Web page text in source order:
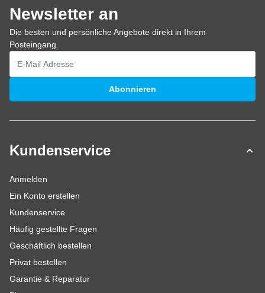
Newsletter an
Die besten und persönliche Angebote direkt in Ihrem
Posteingang.
E-Mailadresse
Abonnieren
Kundenservice
Anmelden
Ein Konto erstellen
Kundenservice
Häufig gestellte Fragen
Geschäftlich bestellen
Privat bestellen
Garantie & Reparatur